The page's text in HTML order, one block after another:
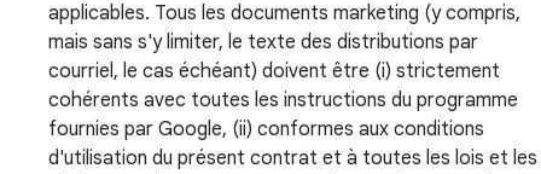
applicables. Tous les documents marketing (y compris,
mais sans s'y limiter, le texte des distributions par
courriel, le cas échéant) doivent être (i) strictement
cohérents avec toutes les instructions du programme
fournies par Google, (ii) conformes aux conditions
d'utilisation du présent contrat et à toutes les lois et les